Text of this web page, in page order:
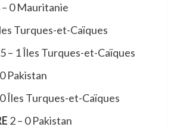
– 0 Mauritanie
Turques-et-Caïques
– 1 Îles Turques-et-Caïques
Pakistan
Îles Turques-et-Caïques
2 – 0 Pakistan